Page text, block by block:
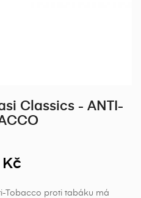
Classics - ANTI-
Tobacco proti tabáku má